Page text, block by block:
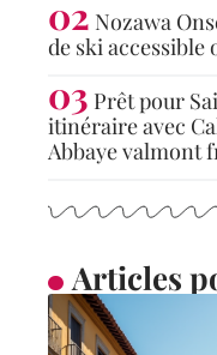
Nozawa
de ski accessible
Prêt pour
itinéraire avec
Abbaye valmont
Articles